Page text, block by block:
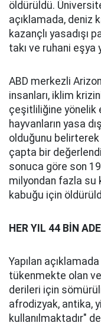
öldürüldü.
açıklamada, deniz
kazançlı yasadışı
takı ve ruhani eşya
ABD merkezli
insanları, iklim
çeşitliliğine yönelik
hayvanların yasa
olduğunu belirterek
çapta bir
sonuca göre son
milyondan fazla su
kabuğu için
HER YIL 44 BİN
Yapılan
tükenmekte olan
derileri için
afrodizyak, antika,
kullanılmaktadır"